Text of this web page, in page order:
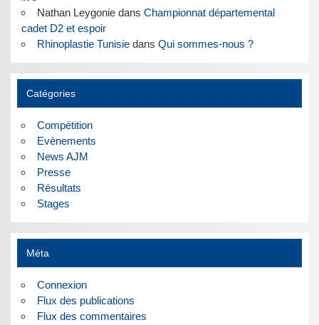
Nathan Leygoniedans Championnat départemental
cadet D2 et espoir
Rhinoplastie Tunisiedans Qui sommes-nous ?
Catégories
Compétition
Evènements
News AJM
Presse
Résultats
Stages
Méta
Connexion
Flux des publications
Flux des commentaires